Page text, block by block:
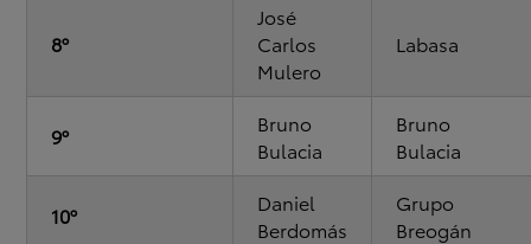
8º
José
Carlos
Mulero
Labasa
9º
Bruno
Bulacia
Bruno
Bulacia
10º
Daniel
Berdomás
Grupo
Breogán